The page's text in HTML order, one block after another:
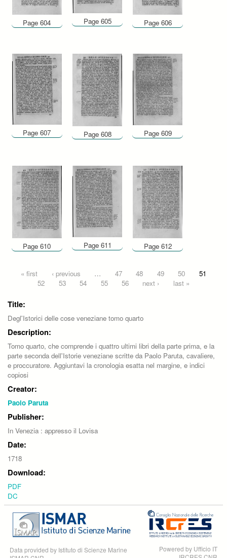
Page 604 Page 605 Page 606
Page 607 Page 608 Page 609
Page 610 Page 611 Page 612
Pages
« first ‹ previous … 47 48 49 50
51
52
53 54 55 56 next › last »
Title:
Degl'Istorici delle cose veneziane tomo quarto
Description:
Tomo quarto, che comprende i quattro ultimi libri della parte prima, e la
parte seconda dell'Istorie veneziane scritte da Paolo Paruta, cavaliere,
e proccuratore. Aggiuntavi la cronologia esatta nel margine, e indici
copiosi
Creator:
Paolo Paruta
Publisher:
In Venezia : appresso il Lovisa
Date:
1718
Download:
PDF
DC
Data provided by Istituto di Scienze Marine
Powered by Ufficio IT